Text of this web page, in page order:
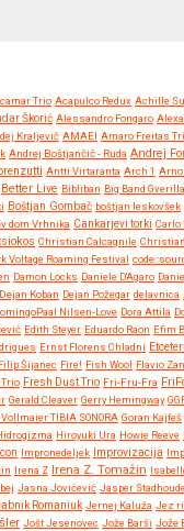
Trio Acapulco Redux Achille
Škorić Alessandro Fongaro
Kraljevič AMAEI Amaro Freitas
Andrej Boštjančič - Ruda Andrej
Antti Virtaranta Arch 1 Arno
Better Live Bibliban Big Band
Boštjan Gombač boštjan leskovšek
dom Vrhnika Cankarjevi torki Carlo
Christian Calcagnile
Voltage Roaming Festival
Damon Locks Daniele D'Agaro
Dejan Koban Dejan Požegar delavnica
Nilsen-Love Dora Attila
Edith Steyer Eduardo Raon Efim
Ernst Florens Chladni
Filip Šijanec Fire! Fish Wool Flavio
Trio Fresh Dust Trio Fri-Fru-Fra
Gerald Cleaver Gerry Hemingway
TIBIA SONORA Goran Kajfeš
Hiroyuki Ura Howie Reeve
Impronedeljek Improvizacija
Irena Z Irena Z. Tomažin
Jasna Jovićević Jasper
Romaniuk Jernej Kaluža Jez
Jošt Jesenovec Jože Barši Jože